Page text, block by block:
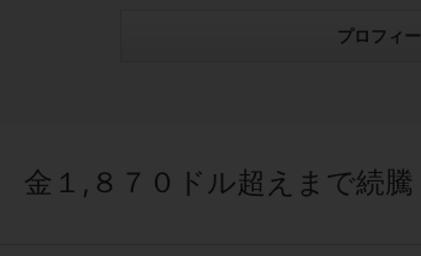
プロフィ
金１,８７０ドル超えまで続騰